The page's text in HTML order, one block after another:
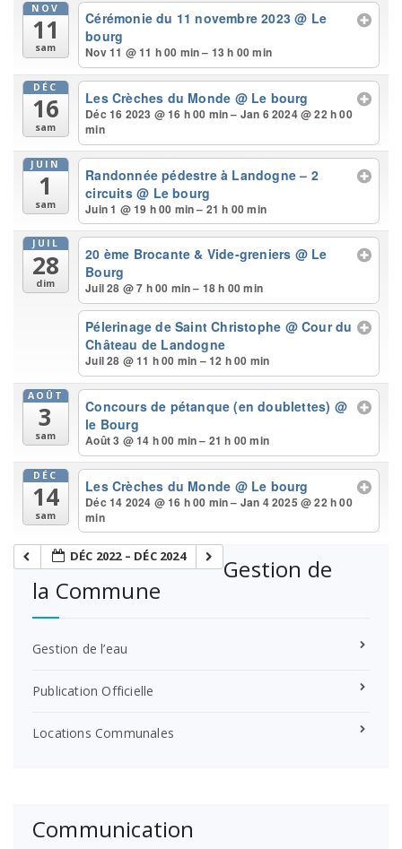
NOV
11
sam
Cérémonie du 11 novembre 2023@ Le
bourg
Nov 11 @ 11 h 00 min – 13 h 00 min
DÉC
16
sam
Les Crèches du Monde @ Le bourg
Déc 16 2023 @ 16 h 00 min – Jan 6 2024 @ 22 h 00
min
JUIN
1
sam
Randonnée pédestre à Landogne – 2
circuits@ Le bourg
Juin 1 @ 19 h 00 min – 21 h 00 min
JUIL
28
dim
20 ème Brocante & Vide-greniers @ Le
Bourg
Juil 28 @ 7 h 00 min – 18 h 00 min
Pélerinage de Saint Christophe @ Cour du
Château de Landogne
Juil 28 @ 11 h 00 min – 12 h 00 min
AOÛT
3
sam
Concours de pétanque (en doublettes) @
le Bourg
Août 3 @ 14 h 00 min – 21 h 00 min
DÉC
14
sam
Les Crèches du Monde @ Le bourg
Déc 14 2024 @ 16 h 00 min – Jan 4 2025 @ 22 h 00
min
DÉC 2022 – DÉC 2024 Gestion de
la Commune
Gestion de l’eau
Publication Officielle
Locations Communales
Communication